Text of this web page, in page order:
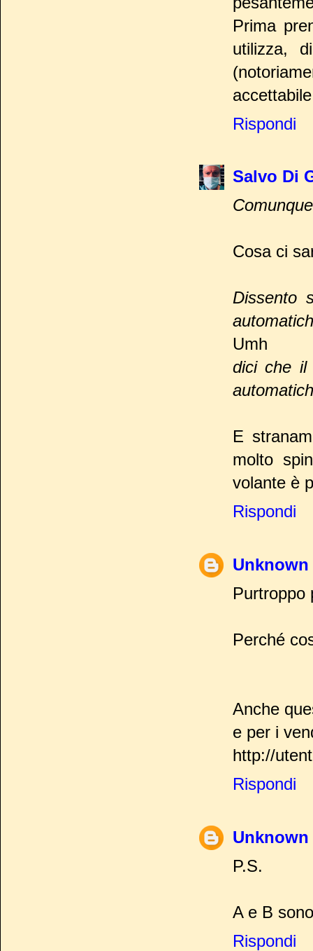
Prima
utilizza,
Rispondi
Salvo Di
Cosa ci
Dissento
Umh
dici che il
E
molto
volante è
Rispondi
Unknown
Purtroppo
Perché
Anche
e per i
http://
Rispondi
Unknown
P.S.
A e B
Rispondi